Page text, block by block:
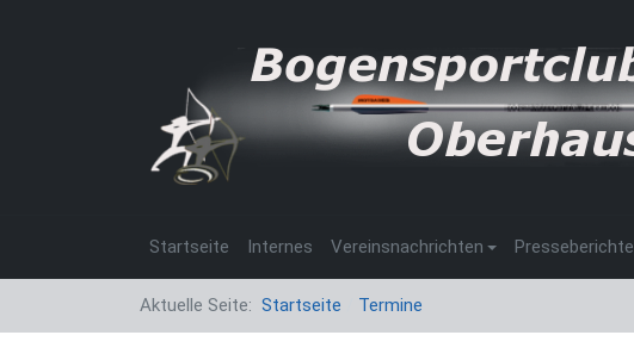
Startseite Internes Vereinsnachrichten Presseberichte
Aktuelle Seite: Startseite Termine